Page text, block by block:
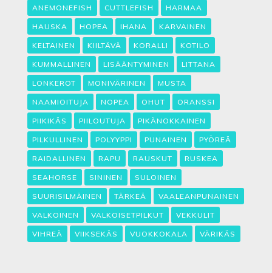
ANEMONEFISH CUTTLEFISH HARMAA
HAUSKA HOPEA IHANA KARVAINEN
KELTAINEN KIILTÄVÄ KORALLI KOTILO
KUMMALLINEN LISÄÄNTYMINEN LITTANA
LONKEROT MONIVÄRINEN MUSTA
NAAMIOITUJA NOPEA OHUT ORANSSI
PIIKIKÄS PIILOUTUJA PIKÄNOKKAINEN
PILKULLINEN POLYYPPI PUNAINEN PYÖREÄ
RAIDALLINEN RAPU RAUSKUT RUSKEA
SEAHORSE SININEN SULOINEN
SUURISILMÄINEN TÄRKEÄ VAALEANPUNAINEN
VALKOINEN VALKOISETPILKUT VEKKULIT
VIHREÄ VIIKSEKÄS VUOKKOKALA VÄRIKÄS